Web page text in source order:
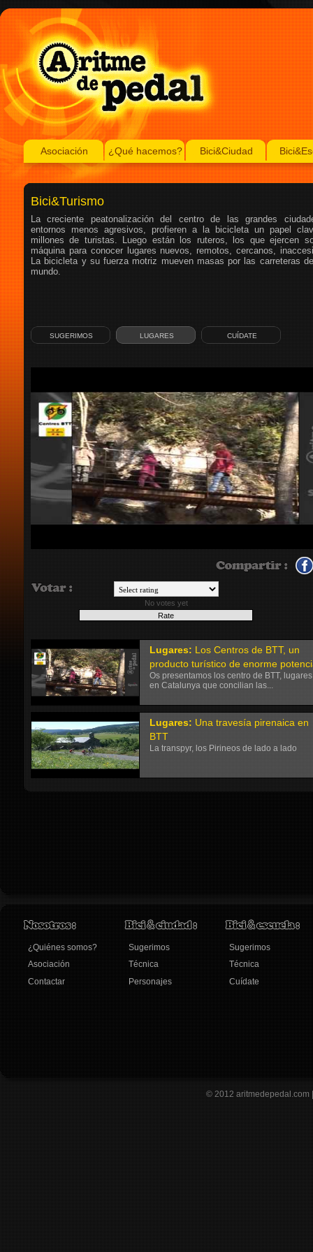
Asociación ¿Qué hacemos? Bici&Ciudad
Bici&Turismo
La creciente peatonalización del centro de las grandes
entornos menos agresivos, profieren a la bicicleta un papel
millones de turistas. Luego están los ruteros, los que ejercen
máquina para conocer lugares nuevos, remotos, cercanos,
La bicicleta y su fuerza motriz mueven masas por las carreteras
mundo.
SUGERIMOS LUGARES CUÍDATE
No votes yet
Lugares: Los Centros de BTT, un
producto turístico de enorme
Os presentamos los centro de BTT, lugares
en Catalunya que concilian las...
Lugares: Una travesía pirenaica en
BTT
La transpyr, los Pirineos de lado a lado
¿Quiénes somos?
Asociación
Contactar
Sugerimos
Técnica
Personajes
Sugerimos
Técnica
Cuídate
© 2012aritmedepedal.com